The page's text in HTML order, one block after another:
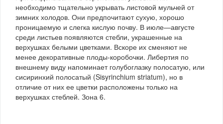
необходимо тщательно укрывать листовой мульчей от
зимних холодов. Они предпочитают сухую, хорошо
проницаемую и слегка кислую почву. В июле—августе
среди листьев появляются стебли, украшенные на
верхушках белыми цветками. Вскоре их сменяют не
менее декоративные плоды-коробочки. Либертия по
внешнему виду напоминает голубоглазку полосатую, или
сисиринхий полосатый (Sisyrinchium striatum), но в
отличие от них ее цветки расположены только на
верхушках стеблей. Зона 6.